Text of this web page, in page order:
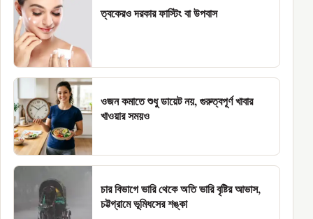
ত্বকেরও দরকার ফাস্টিং বা উপবাস
ওজন কমাতে শুধু ডায়েট নয়, গুরুত্বপূর্ণ খাবার
খাওয়ার সময়ও
চার বিভাগে ভারি থেকে অতি ভারি বৃষ্টির আভাস,
চট্টগ্রামে ভূমিধসের শঙ্কা